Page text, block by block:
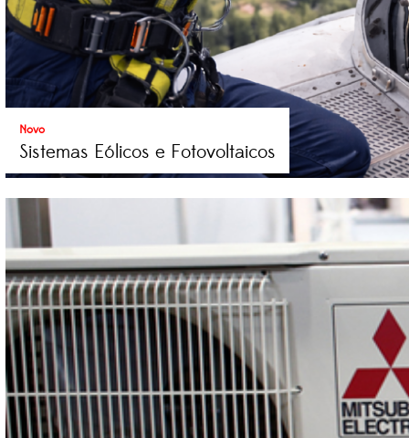
Novo
Sistemas Eólicos e Fotovoltaicos